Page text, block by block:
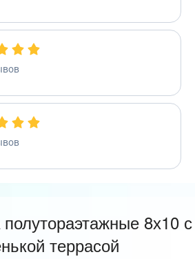
8х10 с
террасой